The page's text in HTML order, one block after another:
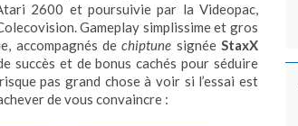
2600 et poursuivie par la Videopac,
Gameplay simplissime et gros
accompagnés dechiptune signéeStaxX
succès et de bonus cachés pour séduire
pas grand chose à voir si l’essai est
de vous convaincre :